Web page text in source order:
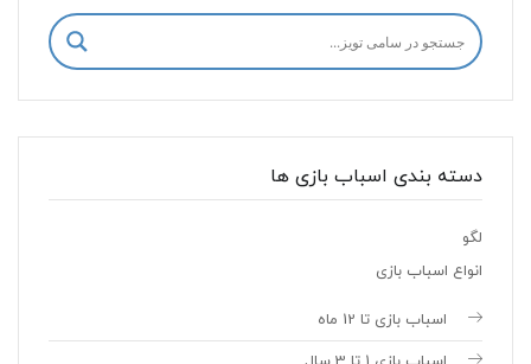
دسته بندی اسباب بازی ها
لگو
انواع اسباب بازی
اسباب بازی تا 12 ماه